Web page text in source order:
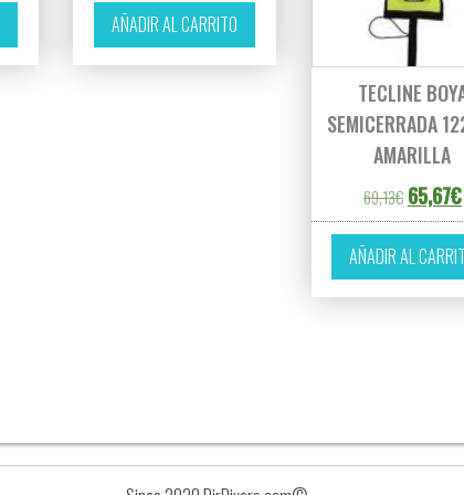
AÑADIR AL CARRITO
TECLINE
SEMICERRADA
AMARILLA
69,13€ El
65,67€
AÑADIR AL